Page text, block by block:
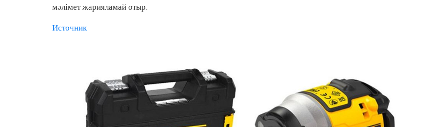
мәлімет жарияламай отыр.
Источник